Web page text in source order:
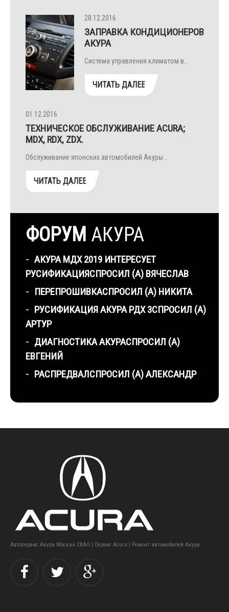
28.12.2016
ЗАПРАВКА КОНДИЦИОНЕРОВ
АКУРА
Система управления климатом в…
ЧИТАТЬ ДАЛЕЕ
01.12.2016
ТЕХНИЧЕСКОЕ ОБСЛУЖИВАНИЕ ACURA;
MDX, RDX, ZDX.
Обслуживание японских автомобилей Акуры…
ЧИТАТЬ ДАЛЕЕ
ФОРУМ АКУРА
АКУРА МДХ 2019 ИНТЕРЕСУЕТ
РУСИФИКАЦИЯСПРОСИЛ (А) ВЯЧЕСЛАВ
ПЕРЕПРОШИВКАСПРОСИЛ (А) НИКИТА
РУСИФИКАЦИЯ АКУРА РДХ 3СПРОСИЛ (А)
АРТУР
ДИАГНОСТИКА АКУРАСПРОСИЛ (А)
ЕВГЕНИЙ
РАСПРЕДВАЛСПРОСИЛ (А) АЛЕКСАНДР
Автосервис Акура Москва СВАО | Сервис Acura | Ремонт автомобилей Акура